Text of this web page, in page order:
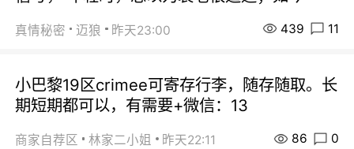
真情秘密 迈狼 昨天23:00 439 11
小巴黎19区crimee可寄存行李，随存随取。长
期短期都可以，有需要+微信：13
商家自荐区 林家二小姐 昨天22:11 86 0